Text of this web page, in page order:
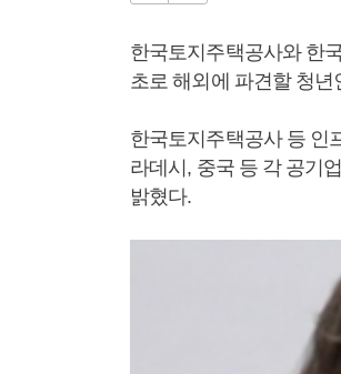
한국토지주택공사와 한
초로 해외에 파견할 청년
한국토지주택공사 등 인
라데시, 중국 등 각 공기
밝혔다.